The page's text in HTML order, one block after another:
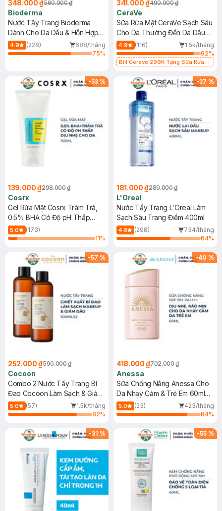
348.000 ₫560.000 ₫
Bioderma
Nước Tẩy Trang Bioderma
Dành Cho Da Dầu & Hỗn Hợp
500ml
4.9 (228)
688/tháng
75%
341.000 ₫490.000 ₫
CeraVe
Sữa Rửa Mặt CeraVe Sạch Sâu
Cho Da Thường Đến Da Dầu
473ml
4.9 (116)
1.5k/tháng
92%
Bill Cerave 299K Tặng Sữa Rửa
-53 %
139.000 ₫298.000 ₫
Cosrx
Gel Rửa Mặt Cosrx Tràm Trà,
0.5% BHA Có Độ pH Thấp
150ml
5.0
(173)
11%
-37 %
181.000 ₫289.000 ₫
L'Oreal
Nước Tẩy Trang L'Oreal Làm
Sạch Sâu Trang Điểm 400ml
4.8 (298)
734/tháng
64%
-57 %
252.000 ₫590.000 ₫
Cocoon
Combo 2 Nước Tẩy Trang Bí
Đao Cocoon Làm Sạch & Giảm
Dầu 500ml
5.0 (57)
1.5k/tháng
82%
-40 %
418.000 ₫702.000 ₫
Anessa
Sữa Chống Nắng Anessa Cho
Da Nhạy Cảm & Trẻ Em 60ml
(Mới)
5.0 (23)
423/tháng
84%
-31 % -55 %